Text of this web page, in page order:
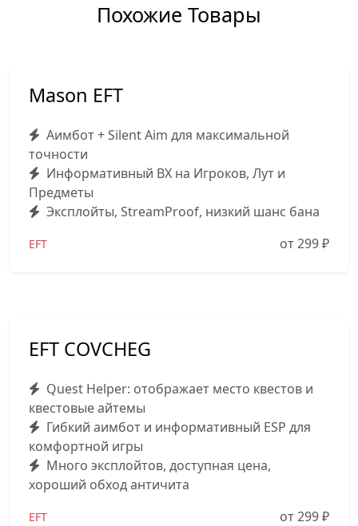
Похожие Товары
Mason EFT
Аимбот + Silent Aim для максимальной
точности
Информативный ВХ на Игроков, Лут и
Предметы
Эксплойты, StreamProof, низкий шанс бана
EFT от 299₽
EFT COVCHEG
Quest Helper: отображает место квестов и
квестовые айтемы
Гибкий аимбот и информативный ESP для
комфортной игры
Много эксплойтов, доступная цена,
хороший обход античита
EFT от 299₽